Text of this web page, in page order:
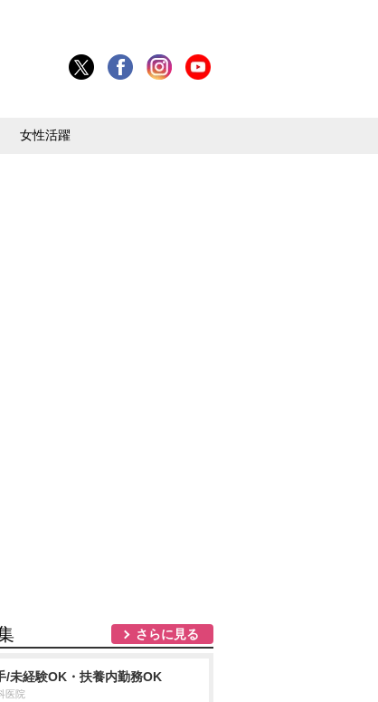
女性活躍
さらに見る
/未経験OK・扶養内勤務OK
医院